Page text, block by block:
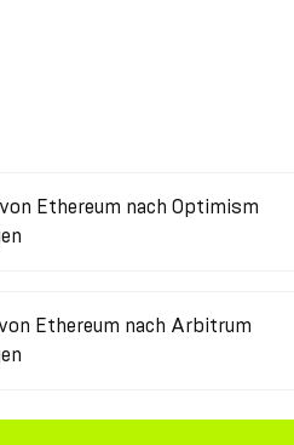
Ethereum nach Optimism
Ethereum nach Arbitrum